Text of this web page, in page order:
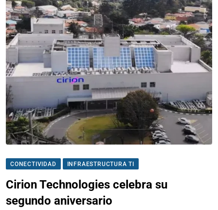
CONECTIVIDAD INFRAESTRUCTURA TI
Cirion Technologies celebra su
segundo aniversario